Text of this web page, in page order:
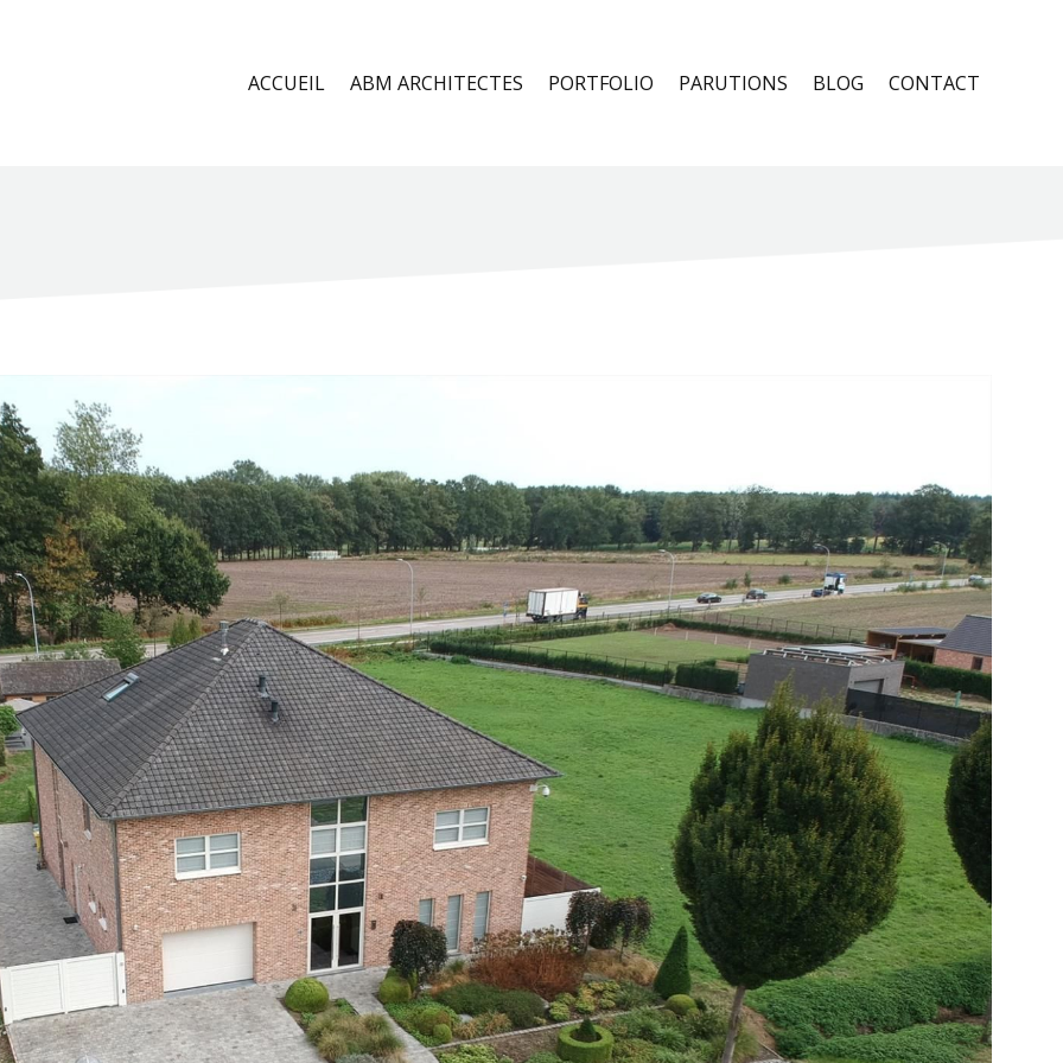
ACCUEIL ABM ARCHITECTES PORTFOLIO PARUTIONS BLOG CONTACT